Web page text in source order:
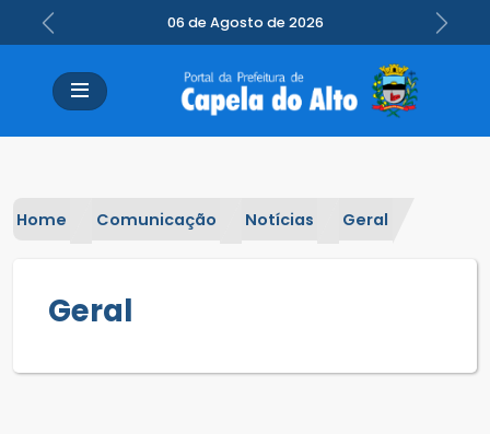
06 de Agosto de 2026
Previous Next
Home Comunicação Notícias Geral
Geral